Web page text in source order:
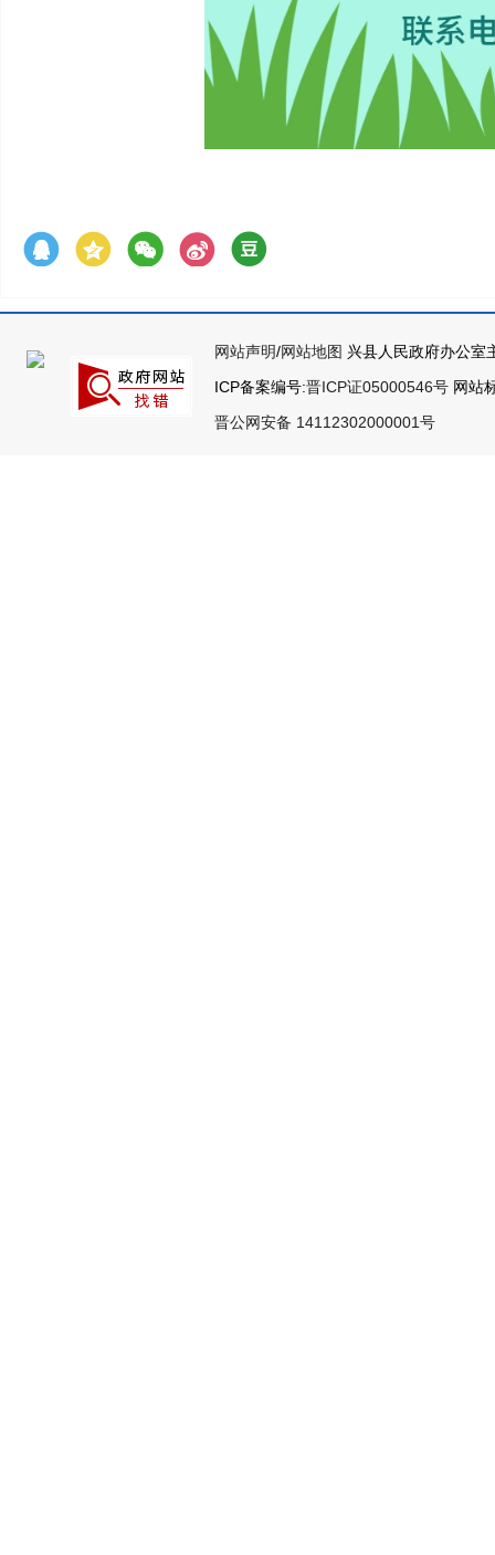
网站声明/网站地图 兴县人民政府办公室
ICP备案编号:晋ICP证05000546号 网站
晋公网安备 14112302000001号